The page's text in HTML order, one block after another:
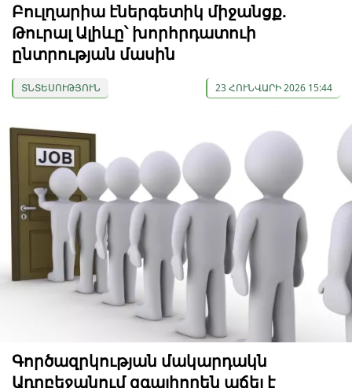
Բուլղարիա էներգետիկ միջանցք.
Թուրալ Ալիևը՝ խորհրդատուի
ընտրության մասին
ՏՆՏԵՍՈՒԹՅՈՒՆ 23 ՀՈՒՆՎԱՐԻ 2026 15:44
Գործազրկության մակարդակն
Ադրբեջանում զգալիորեն աճել է